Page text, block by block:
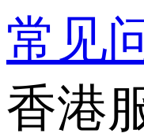
常见
香港